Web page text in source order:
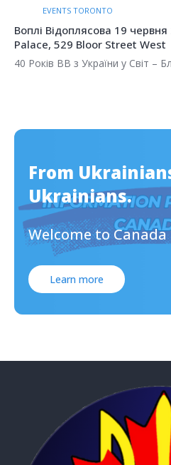
Ukrainians.
Welcome to Canada
Learn more